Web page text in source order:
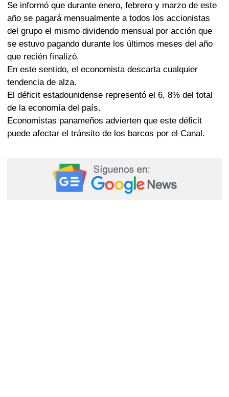
Se informó que durante enero, febrero y marzo de este
año se pagará mensualmente a todos los accionistas
del grupo el mismo dividendo mensual por acción que
se estuvo pagando durante los últimos meses del año
que recién finalizó.
En este sentido, el economista descarta cualquier
tendencia de alza.
El déficit estadounidense representó el 6, 8% del total
de la economía del país.
Economistas panameños advierten que este déficit
puede afectar el tránsito de los barcos por el Canal.